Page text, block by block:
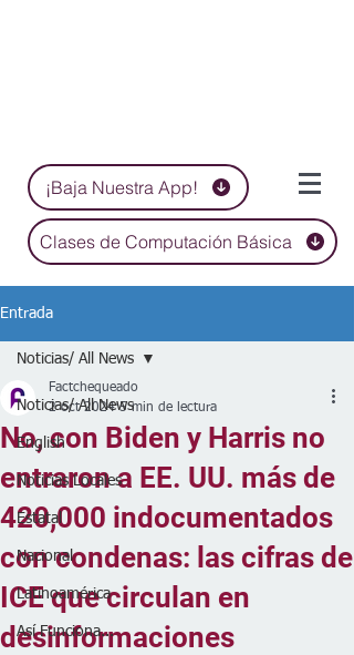
¡Baja Nuestra App!
Clases de Computación Básica
Entrada
Noticias/ All News
English
Noticias Locales
Estatal
Nacional
Latinoamérica
Así Funciona...
Noticias/ All News
No, con Biden y Harris no
entraron a EE. UU. más de
420,000 indocumentados
con condenas: las cifras de
ICE que circulan en
desinformaciones
Factchequeado
2 oct 2024 5 min de lectura